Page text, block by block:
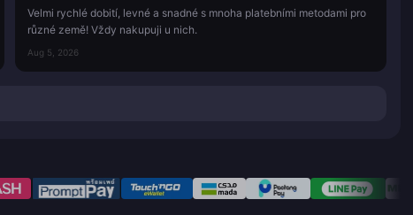
Velmi rychlé dobití, levné a snadné s mnoha platebními metodami pro
různé země! Vždy nakupuji u nich.
Aug 5, 2026